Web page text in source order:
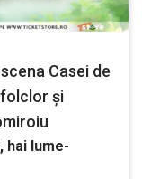
Casei de
și
hai lume-